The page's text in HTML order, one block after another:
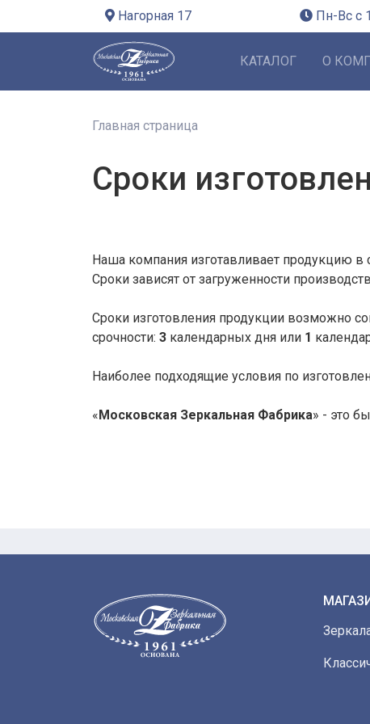
Нагорная 17 Пн-Вс с
КАТАЛОГ О
Главная страница
Сроки
Наша компания изготавливает продукцию в
Сроки зависят от загруженности
Сроки изготовления продукции возможно
срочности: 3 календарных дня или 1
Наиболее подходящие условия по
«Московская Зеркальная Фабрика» - это